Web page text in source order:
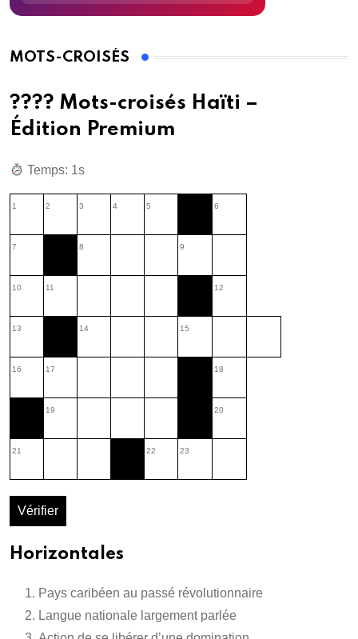
MOTS-CROISÉS
???? Mots-croisés Haïti –
Édition Premium
Temps: 2s
1 2 3 4 5 6
7 8 9
10 11 12
13 14 15
16 17 18
19 20
21 22 23
Vérifier
Horizontales
Pays caribéen au passé révolutionnaire
Langue nationale largement parlée